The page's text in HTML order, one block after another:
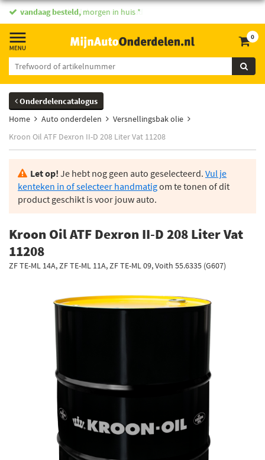
vandaag besteld, morgen in huis *
0
Onderdelencatalogus
Home
Auto onderdelen
Versnellingsbak olie
Kroon Oil ATF Dexron II-D 208 Liter Vat 11208
Let op! Je hebt nog geen auto geselecteerd. Vul je
kenteken in of selecteer handmatigom te tonen of dit
product geschikt is voor jouw auto.
Kroon Oil ATF Dexron II-D 208 Liter Vat
11208
ZF TE-ML 14A, ZF TE-ML 11A, ZF TE-ML 09, Voith 55.6335 (G607)